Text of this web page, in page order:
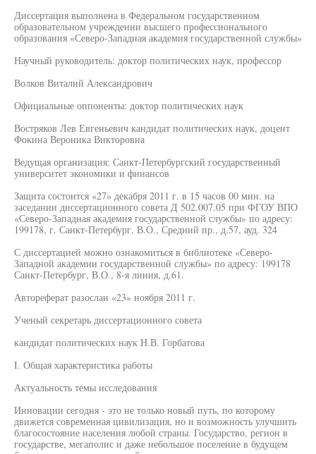
Диссертация выполнена в Федеральном государственном
образовательном учреждении высшего профессионального
образования «Северо-Западная академия государственной службы»
Научный руководитель: доктор политических наук, профессор
Волков Виталий Александрович
Официальные оппоненты: доктор политических наук
Востряков Лев Евгеньевич кандидат политических наук, доцент
Фокина Вероника Викторовна
Ведущая организация: Санкт-Петербургский государственный
университет экономики и финансов
Защита состоится «27» декабря 2011 г. в 15 часов 00 мин. на
заседании диссертационного совета Д 502.007.05 при ФГОУ ВПО
«Северо-Западная академия государственной службы» по адресу:
199178, г. Санкт-Петербург, В.О., Средний пр., д.57, ауд. 324
С диссертацией можно ознакомиться в библиотеке «Северо-
Западной академии государственной службы» по адресу: 199178
Санкт-Петербург, В.О., 8-я линия, д.61.
Автореферат разослан «23» ноября 2011 г.
Ученый секретарь диссертационного совета
кандидат политических наук Н.В. Горбатова
I. Общая характеристика работы
Актуальность темы исследования
Инновации сегодня - это не только новый путь, по которому
движется современная цивилизация, но и возможность улучшить
благосостояние населения любой страны. Государство, регион в
государстве, мегаполис и даже небольшое поселение в будущем